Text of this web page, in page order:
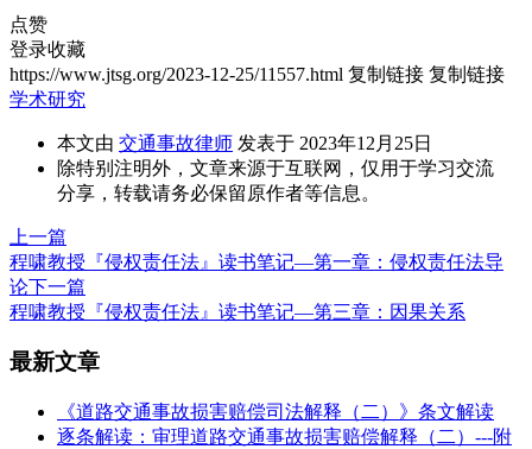
点赞
登录收藏
https://www.jtsg.org/2023-12-25/11557.html 复制链接 复制链接
学术研究
本文由 交通事故律师 发表于 2023年12月25日
除特别注明外，文章来源于互联网，仅用于学习交流
分享，转载请务必保留原作者等信息。
上一篇
程啸教授『侵权责任法』读书笔记—第一章：侵权责任法导
论下一篇
程啸教授『侵权责任法』读书笔记—第三章：因果关系
最新文章
《道路交通事故损害赔偿司法解释（二）》条文解读
逐条解读：审理道路交通事故损害赔偿解释（二）---附